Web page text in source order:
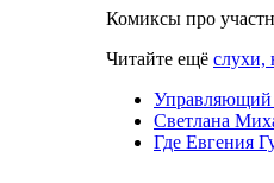
Комиксы про
Читайте ещё слухи,
Управляющий
Светлана
Где Евгения